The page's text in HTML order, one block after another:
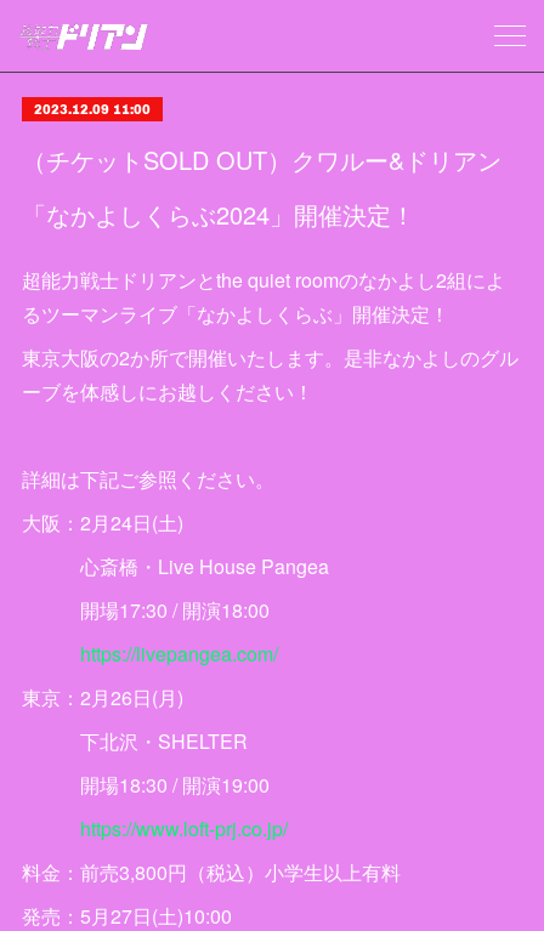
2023.12.09 11:00
（チケットSOLD OUT）クワルー&ドリアン
「なかよしくらぶ2024」開催決定！
超能力戦士ドリアンとthe quiet roomのなかよし2組によ
るツーマンライブ「なかよしくらぶ」開催決定！
東京大阪の2か所で開催いたします。是非なかよしのグル
ーブを体感しにお越しください！
詳細は下記ご参照ください。
大阪：2月24日(土)
心斎橋・Live House Pangea
開場17:30 / 開演18:00
https://livepangea.com/
東京：2月26日(月)
下北沢・SHELTER
開場18:30 / 開演19:00
https://www.loft-prj.co.jp/
料金：前売3,800円（税込）小学生以上有料
発売：5月27日(土)10:00